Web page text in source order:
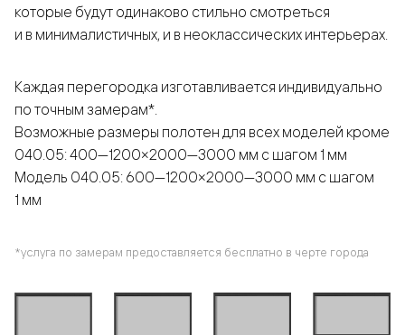
которые будут одинаково стильно смотреться
и в минималистичных, и в неоклассических интерьерах.
Каждая перегородка изготавливается индивидуально
по точным замерам*.
Возможные размеры полотен для всех моделей кроме
040.05: 400—1200×2000—3000 мм с шагом 1 мм
Модель 040.05: 600—1200×2000—3000 мм с шагом
1 мм
*услуга по замерам предоставляется бесплатно в черте города